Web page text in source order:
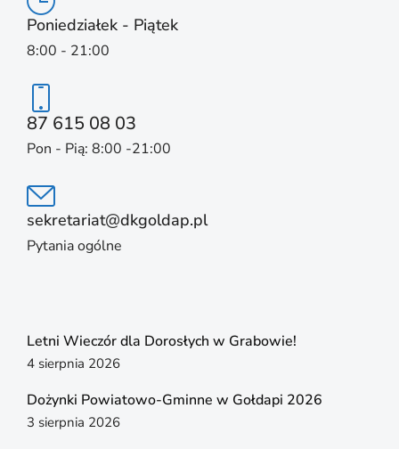
Poniedziałek - Piątek
8:00 - 21:00
87 615 08 03
Pon - Pią: 8:00 -21:00
sekretariat@dkgoldap.pl
Pytania ogólne
Letni Wieczór dla Dorosłych w Grabowie!
4 sierpnia 2026
Dożynki Powiatowo-Gminne w Gołdapi 2026
3 sierpnia 2026